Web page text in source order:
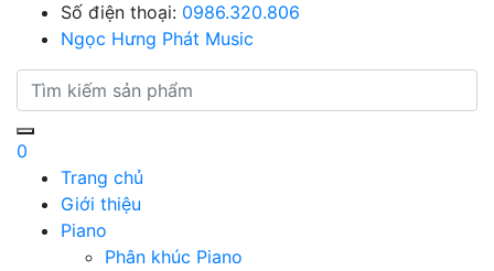
Số điện thoại: 0986.320.806
Ngọc Hưng Phát Music
0
Trang chủ
Giới thiệu
Piano
Phân khúc Piano